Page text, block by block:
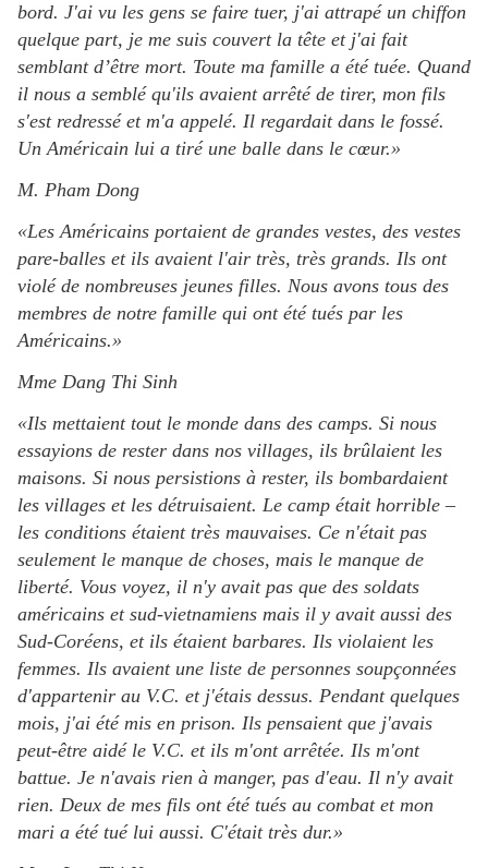
bord. J'ai vu les gens se faire tuer, j'ai attrapé un chiffon
quelque part, je me suis couvert la tête et j'ai fait
semblant d’être mort. Toute ma famille a été tuée. Quand
il nous a semblé qu'ils avaient arrêté de tirer, mon fils
s'est redressé et m'a appelé. Il regardait dans le fossé.
Un Américain lui a tiré une balle dans le cœur.»
M. Pham Dong
«Les Américains portaient de grandes vestes, des vestes
pare-balles et ils avaient l'air très, très grands. Ils ont
violé de nombreuses jeunes filles. Nous avons tous des
membres de notre famille qui ont été tués par les
Américains.»
Mme Dang Thi Sinh
«Ils mettaient tout le monde dans des camps. Si nous
essayions de rester dans nos villages, ils brûlaient les
maisons. Si nous persistions à rester, ils bombardaient
les villages et les détruisaient. Le camp était horrible –
les conditions étaient très mauvaises. Ce n'était pas
seulement le manque de choses, mais le manque de
liberté. Vous voyez, il n'y avait pas que des soldats
américains et sud-vietnamiens mais il y avait aussi des
Sud-Coréens, et ils étaient barbares. Ils violaient les
femmes. Ils avaient une liste de personnes soupçonnées
d'appartenir au V.C. et j'étais dessus. Pendant quelques
mois, j'ai été mis en prison. Ils pensaient que j'avais
peut-être aidé le V.C. et ils m'ont arrêtée. Ils m'ont
battue. Je n'avais rien à manger, pas d'eau. Il n'y avait
rien. Deux de mes fils ont été tués au combat et mon
mari a été tué lui aussi. C'était très dur.»